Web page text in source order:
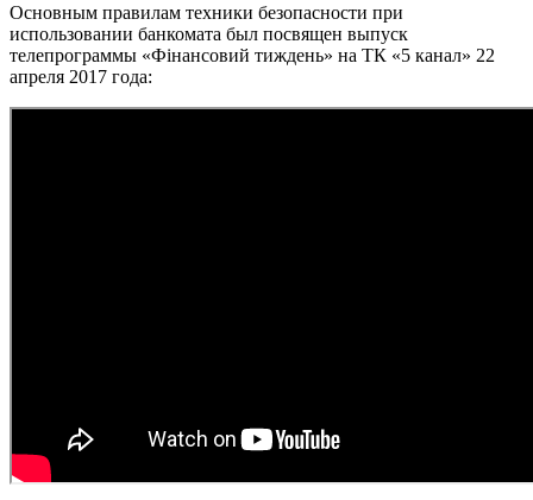
Основным правилам техники безопасности при
использовании банкомата был посвящен выпуск
телепрограммы «Фінансовий тиждень» на ТК «5 канал» 22
апреля 2017 года: